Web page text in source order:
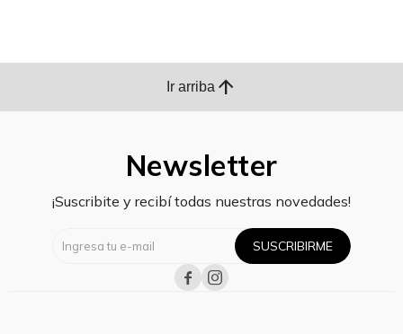
Ir arriba arrow_upward
Newsletter
¡Suscribite y recibí todas nuestras novedades!
SUSCRIBIRME
 